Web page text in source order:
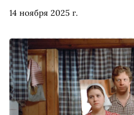
14 ноября 2025 г.
которая выйдет 27 ноября в